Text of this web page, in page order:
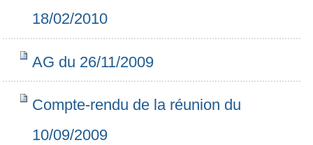
18/02/2010
AG du 26/11/2009
Compte-rendu de la réunion du
10/09/2009